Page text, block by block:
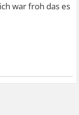
war froh das es